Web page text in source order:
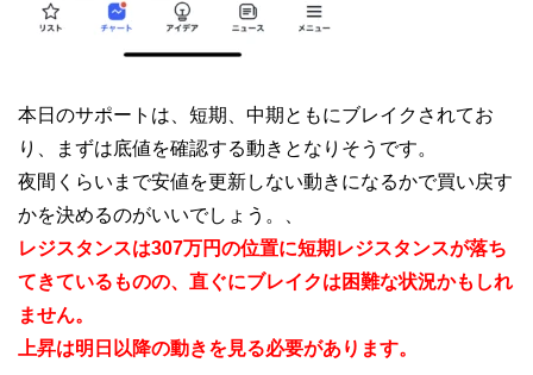
本日のサポートは、短期、中期ともにブレイクされてお
り、まずは底値を確認する動きとなりそうです。
夜間くらいまで安値を更新しない動きになるかで買い戻す
かを決めるのがいいでしょう。、
レジスタンスは307万円の位置に短期レジスタンスが落ち
てきているものの、直ぐにブレイクは困難な状況かもしれ
ません。
上昇は明日以降の動きを見る必要があります。